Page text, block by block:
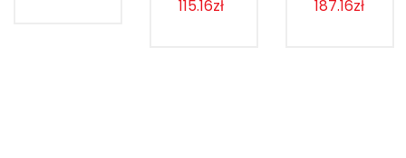
115.16zł
187.16zł